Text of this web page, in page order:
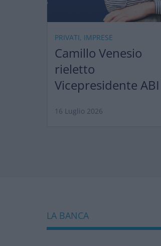
PRIVATI, IMPRESE
Camillo Venesio
rieletto
Vicepresidente ABI
16 Luglio 2026
LA BANCA